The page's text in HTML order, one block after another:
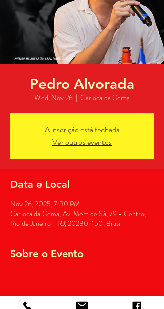
Pedro Alvorada
Wed, Nov 26
  |
Carioca da Gema
A inscrição está fechada
Ver outros eventos
Data e Local
Nov 26, 2025, 7:30 PM
Carioca da Gema, Av. Mem de Sá, 79 - Centro,
Rio de Janeiro - RJ, 20230-150, Brasil
Sobre o Evento